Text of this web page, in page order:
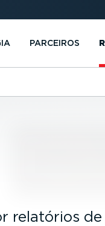
PARCEIROS
relatórios